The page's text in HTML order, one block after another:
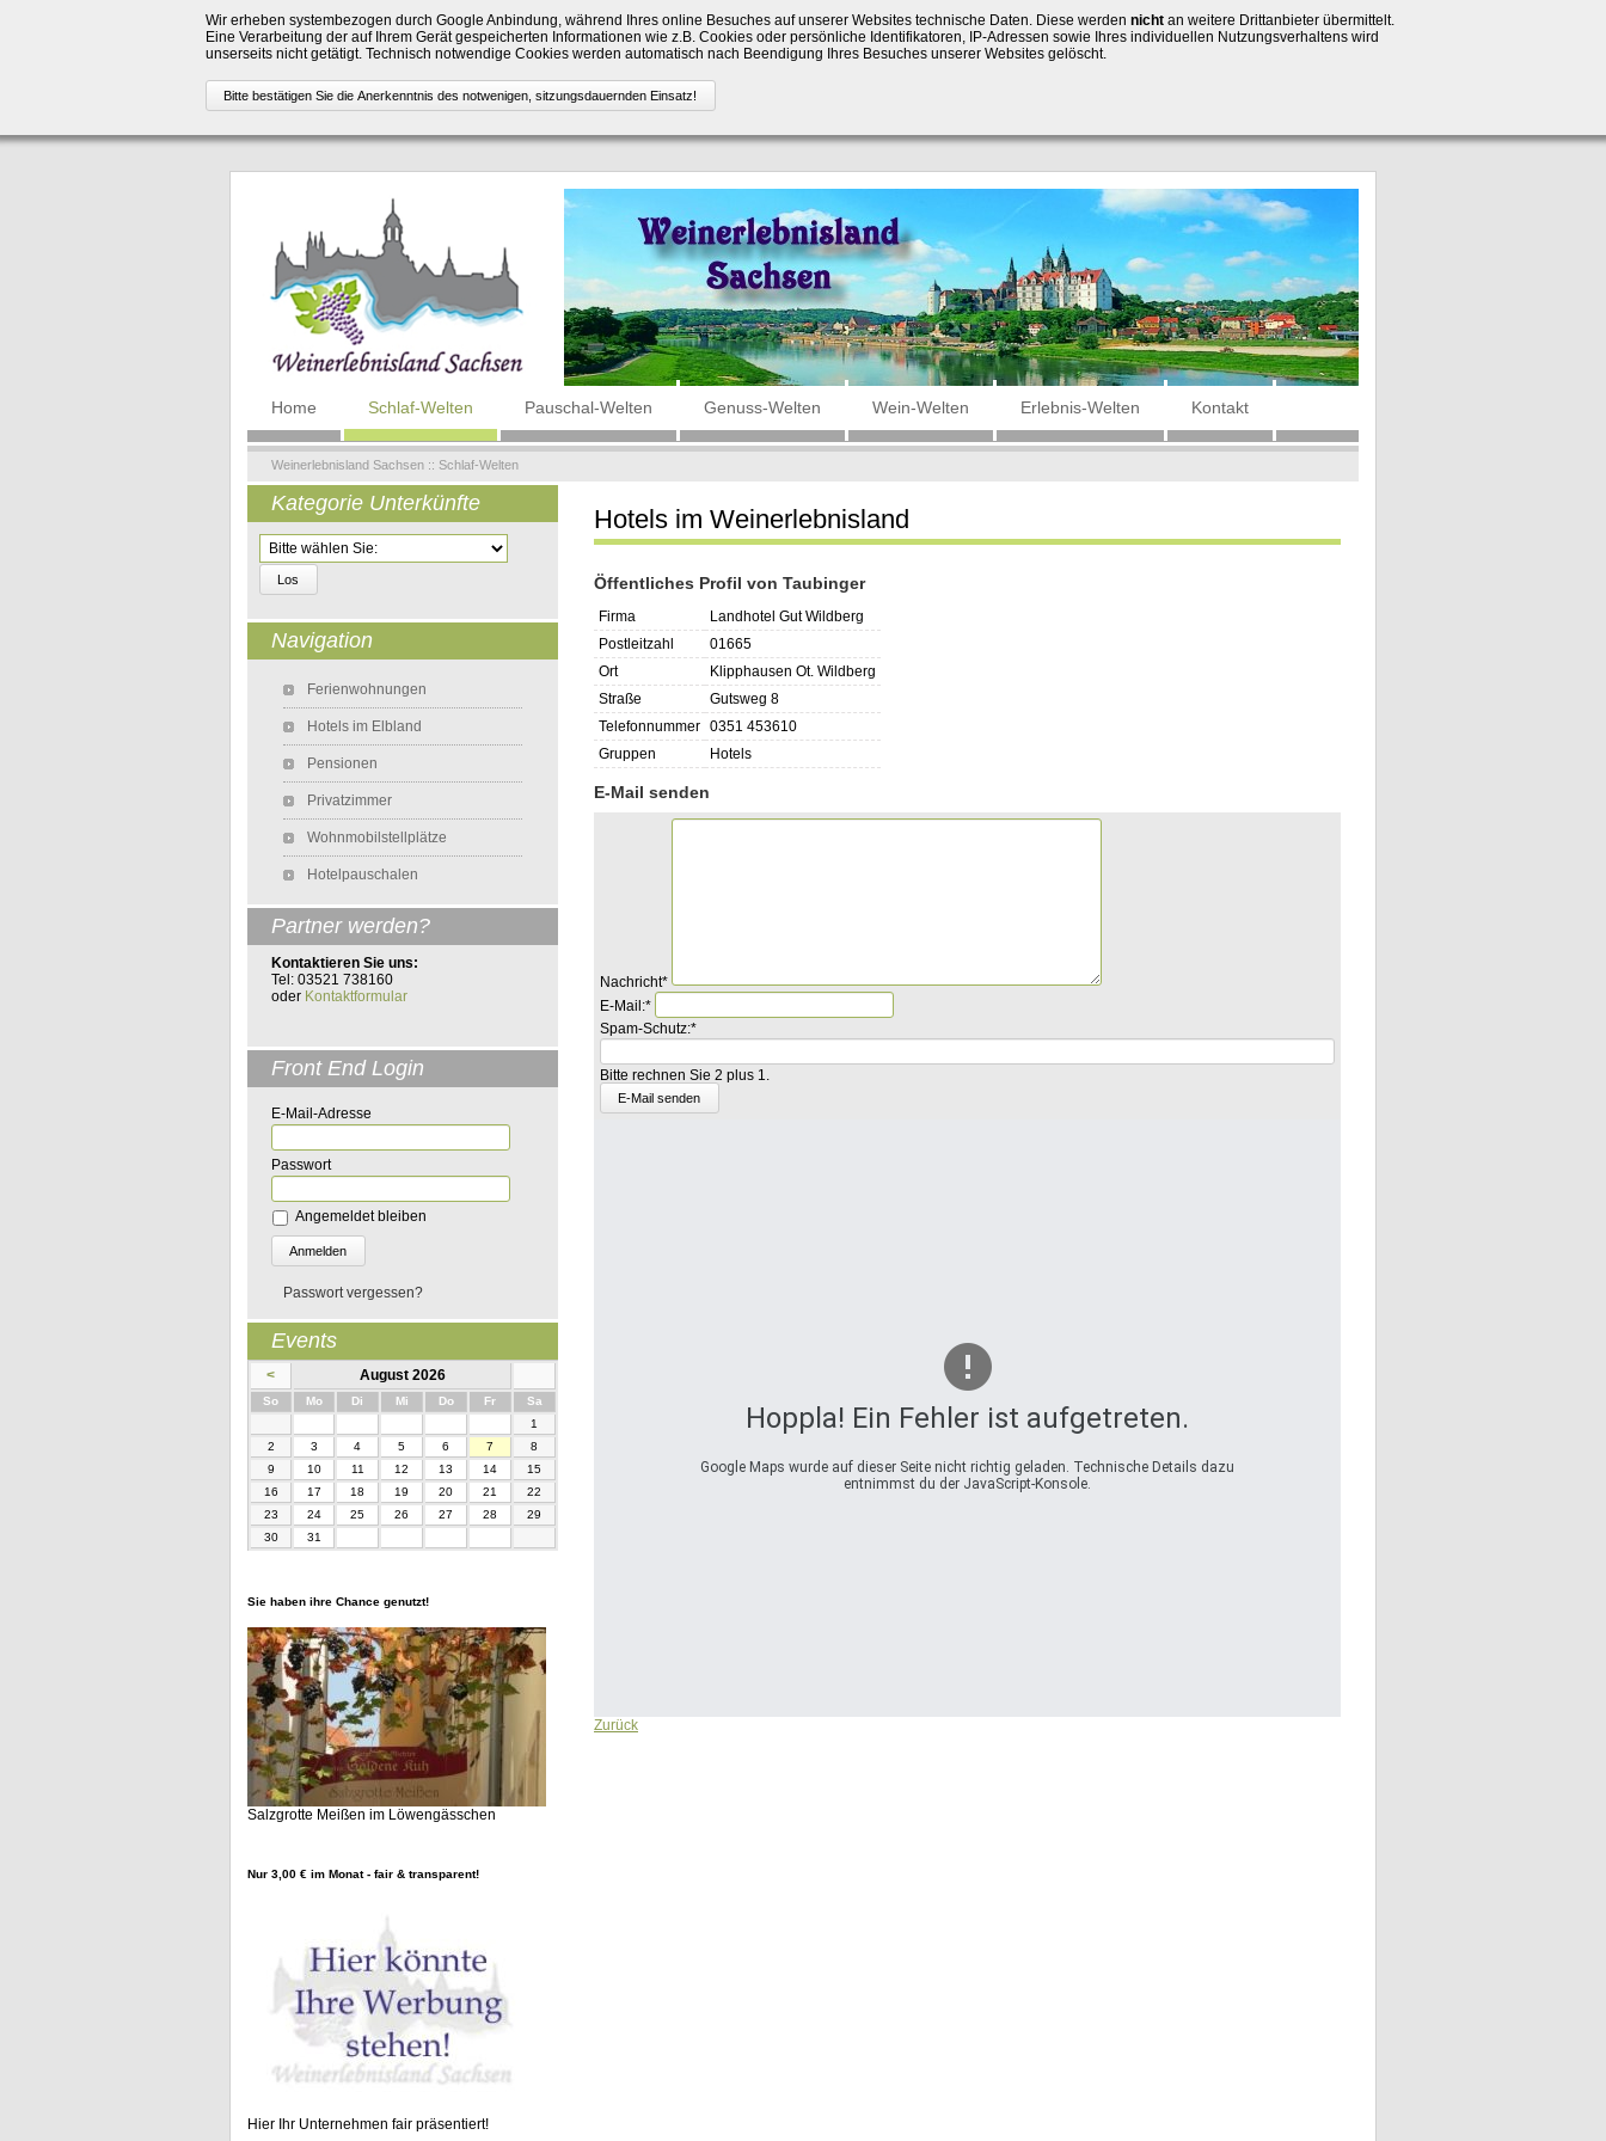
Wir erheben systembezogen durch Google Anbindung, während Ihres online Besuches auf unserer Websites technische Daten. Diese werden nicht an weitere Drittanbieter übermittelt.
Eine Verarbeitung der auf Ihrem Gerät gespeicherten Informationen wie z.B. Cookies oder persönliche Identifikatoren, IP-Adressen sowie Ihres individuellen Nutzungsverhaltens wird
unserseits nicht getätigt. Technisch notwendige Cookies werden automatisch nach Beendigung Ihres Besuches unserer Websites gelöscht.
Navigation
überspringen
Home Schlaf-Welten Pauschal-Welten Genuss-Welten Wein-Welten Erlebnis-Welten Kontakt
Weinerlebnisland Sachsen :: Schlaf-Welten
Hotels im Weinerlebnisland
Öffentliches Profil von Taubinger
Firma
Landhotel Gut Wildberg
Postleitzahl
01665
Ort
Klipphausen Ot. Wildberg
Straße
Gutsweg 8
Telefonnummer 0351 453610
Gruppen
Hotels
E-Mail senden
Nachricht*
Pflichtfeld
E-Mail:*
Pflichtfeld
Spam-Schutz:*Was
ist
die
Summe
aus
2
Bitte rechnen Sie 2 plus 1.
Hoppla! Ein Fehler ist aufgetreten.
Google Maps wurde auf dieser Seite nicht richtig geladen. Technische Details dazu
entnimmst du der JavaScript-Konsole.
Zurück
Kategorie Unterkünfte
Zielseite
Navigation
Ferienwohnungen
Hotels im Elbland
Pensionen
Privatzimmer
Wohnmobilstellplätze
Hotelpauschalen
Partner werden?
Kontaktieren Sie uns:
Tel: 03521 738160
oder Kontaktformular
Front End Login
E-Mail-Adresse
Passwort
Angemeldet bleiben
Passwort vergessen?
Events
< August 2026
SonntagMontag Di enstagMittwochDonnerstag
Freitag Samstag
1
2
3 4 5 6 7
8
9
10 11 12 13 14
15
16
17 18 19 20 21
22
23
24 25 26 27 28
29
30
31
Sie haben ihre Chance genutzt!
Salzgrotte Meißen im Löwengässchen
Nur 3,00 € im Monat - fair & transparent!
Hier Ihr Unternehmen fair präsentiert!